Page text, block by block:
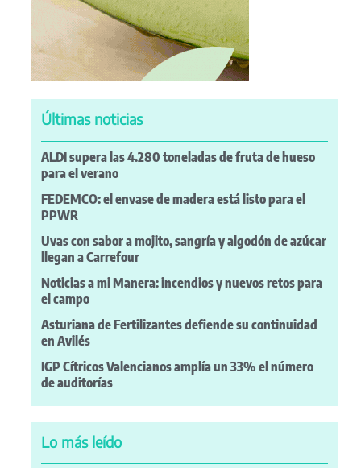
Últimas noticias
ALDI supera las 4.280 toneladas de fruta de hueso
para el verano
FEDEMCO: el envase de madera está listo para el
PPWR
Uvas con sabor a mojito, sangría y algodón de azúcar
llegan a Carrefour
Noticias a mi Manera: incendios y nuevos retos para
el campo
Asturiana de Fertilizantes defiende su continuidad
en Avilés
IGP Cítricos Valencianos amplía un 33% el número
de auditorías
Lo más leído